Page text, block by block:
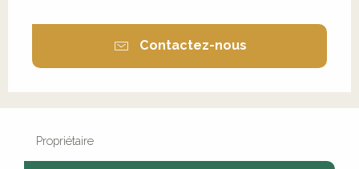
Contactez-nous
Propriétaire